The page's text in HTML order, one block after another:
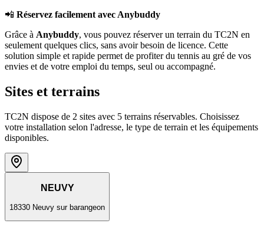
📲 Réservez facilement avec Anybuddy
Grâce à Anybuddy, vous pouvez réserver un terrain du TC2N en
seulement quelques clics, sans avoir besoin de licence. Cette
solution simple et rapide permet de profiter du tennis au gré de vos
envies et de votre emploi du temps, seul ou accompagné.
Sites et terrains
TC2N dispose de 2 sites avec 5 terrains réservables. Choisissez
votre installation selon l'adresse, le type de terrain et les équipements
disponibles.
NEUVY
18330 Neuvy sur barangeon